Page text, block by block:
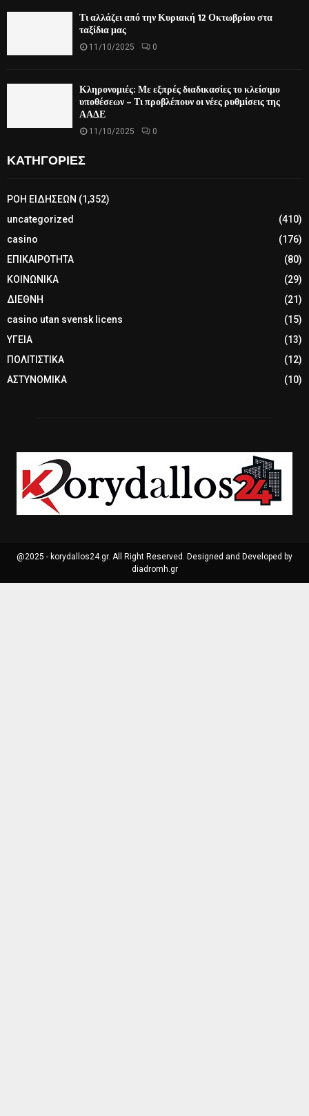
Τι αλλάζει από την Κυριακή 12 Οκτωβρίου στα
ταξίδια μας
11/10/2025 0
Κληρονομιές: Με εξπρές διαδικασίες το κλείσιμο
υποθέσεων – Τι προβλέπουν οι νέες ρυθμίσεις της
ΑΑΔΕ
11/10/2025 0
ΚΑΤΗΓΟΡΙΕΣ
ΡΟΗ ΕΙΔΗΣΕΩΝ (1,352)
uncategorized
(410)
casino
(176)
ΕΠΙΚΑΙΡΟΤΗΤΑ
(80)
ΚΟΙΝΩΝΙΚΑ
(29)
ΔΙΕΘΝΗ
(21)
casino utan svensk licens
(15)
ΥΓΕΙΑ
(13)
ΠΟΛΙΤΙΣΤΙΚΑ
(12)
ΑΣΤΥΝΟΜΙΚΑ
(10)
@2025 - korydallos24.gr. All Right Reserved. Designed and Developed by
diadromh.gr